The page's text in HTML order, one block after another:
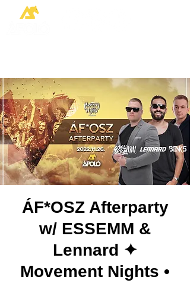
ÁF*OSZ Afterparty
w/ ESSEMM &
Lennard ✦
Movement Nights •